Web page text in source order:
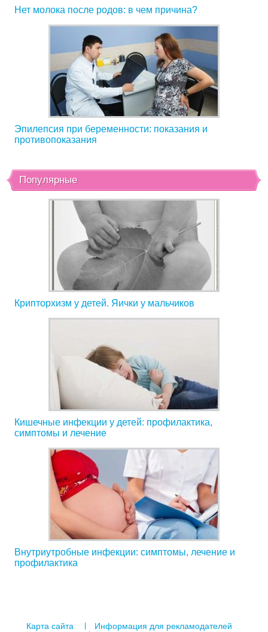
Нет молока после родов: в чем причина?
Эпилепсия при беременности: показания и
противопоказания
Популярные
Крипторхизм у детей. Яички у мальчиков
Кишечные инфекции у детей: профилактика,
симптомы и лечение
Внутриутробные инфекции: симптомы, лечение и
профилактика
Карта сайта
Информация для рекламодателей